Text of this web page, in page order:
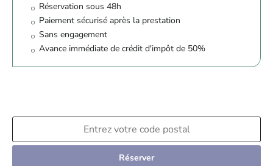
Réservation sous 48h
Paiement sécurisé après la prestation
Sans engagement
Avance immédiate de crédit d'impôt de 50%
Réserver